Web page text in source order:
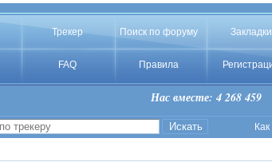
Трекер Поиск по форуму Закладки
FAQ Правила
Нас вместе: 4 268 459